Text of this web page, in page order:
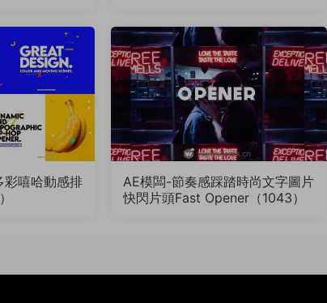
嘻哈動感排
AE模闆-節奏感踩踏時尚文字圖片
快閃片頭Fast Opener（1043）